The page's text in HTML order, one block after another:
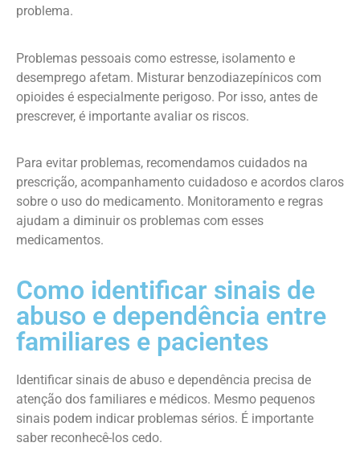
problema.
Problemas pessoais como estresse, isolamento e
desemprego afetam. Misturar benzodiazepínicos com
opioides é especialmente perigoso. Por isso, antes de
prescrever, é importante avaliar os riscos.
Para evitar problemas, recomendamos cuidados na
prescrição, acompanhamento cuidadoso e acordos claros
sobre o uso do medicamento. Monitoramento e regras
ajudam a diminuir os problemas com esses
medicamentos.
Como identificar sinais de
abuso e dependência entre
familiares e pacientes
Identificar sinais de abuso e dependência precisa de
atenção dos familiares e médicos. Mesmo pequenos
sinais podem indicar problemas sérios. É importante
saber reconhecê-los cedo.